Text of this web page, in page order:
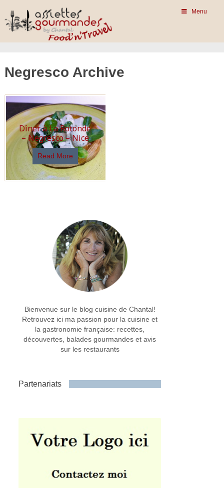
Menu
Negresco Archive
Dîner à La Rotonde
– Negresco – Nice
Read More
Bienvenue sur le blog cuisine de Chantal!
Retrouvez ici ma passion pour la cuisine et
la gastronomie française: recettes,
découvertes, balades gourmandes et avis
sur les restaurants
Partenariats